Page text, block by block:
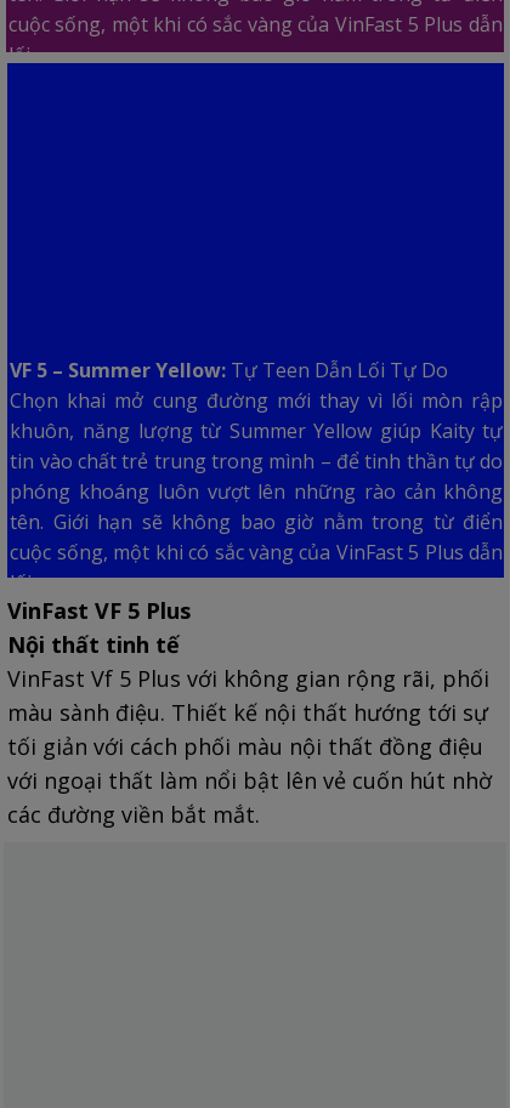
cuộc sống, một khi có sắc vàng của VinFast 5 Plus dẫn
lối.
VF 5 – Summer Yellow: Tự Teen Dẫn Lối Tự Do
Chọn khai mở cung đường mới thay vì lối mòn rập
khuôn, năng lượng từ Summer Yellow giúp Kaity tự
tin vào chất trẻ trung trong mình – để tinh thần tự do
phóng khoáng luôn vượt lên những rào cản không
tên. Giới hạn sẽ không bao giờ nằm trong từ điển
cuộc sống, một khi có sắc vàng của VinFast 5 Plus dẫn
lối.
VinFast VF 5 Plus
Nội thất tinh tế
VinFast Vf 5 Plus với không gian rộng rãi, phối
màu sành điệu. Thiết kế nội thất hướng tới sự
tối giản với cách phối màu nội thất đồng điệu
với ngoại thất làm nổi bật lên vẻ cuốn hút nhờ
các đường viền bắt mắt.